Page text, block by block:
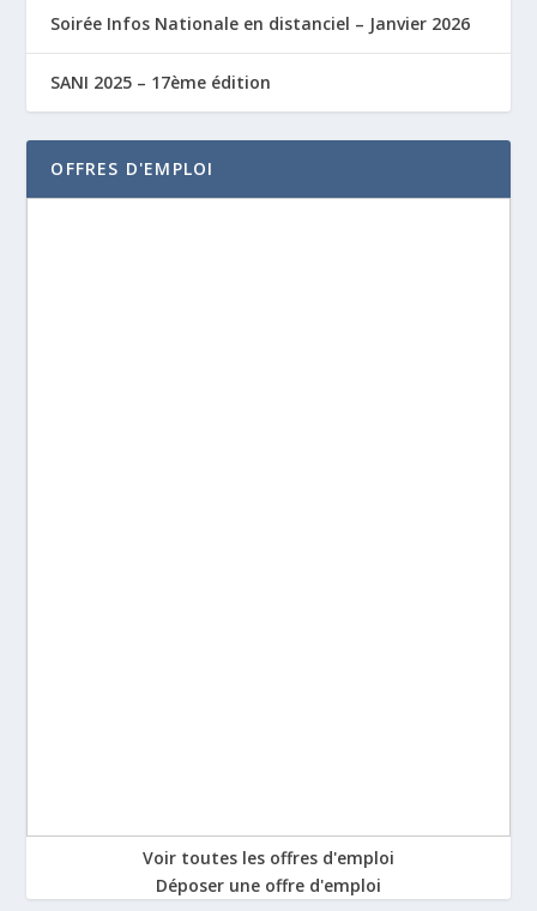
Soirée Infos Nationale en distanciel – Janvier 2026
SANI 2025 – 17ème édition
OFFRES D'EMPLOI
Voir toutes les offres d'emploi
Déposer une offre d'emploi